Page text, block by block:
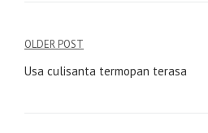
Navigare
în
OLDER POST
Usa culisanta termopan terasa